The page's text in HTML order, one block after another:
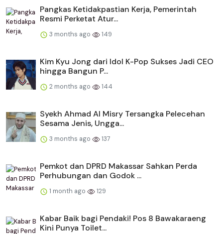
Pangkas Ketidakpastian Kerja, Pemerintah
Resmi Perketat Atur...
3 months ago 149
Kim Kyu Jong dari Idol K-Pop Sukses Jadi CEO
hingga Bangun P...
2 months ago 144
Syekh Ahmad Al Misry Tersangka Pelecehan
Sesama Jenis, Ungga...
3 months ago 137
Pemkot dan DPRD Makassar Sahkan Perda
Perhubungan dan Godok ...
1 month ago 129
Kabar Baik bagi Pendaki! Pos 8 Bawakaraeng
Kini Punya Toilet...